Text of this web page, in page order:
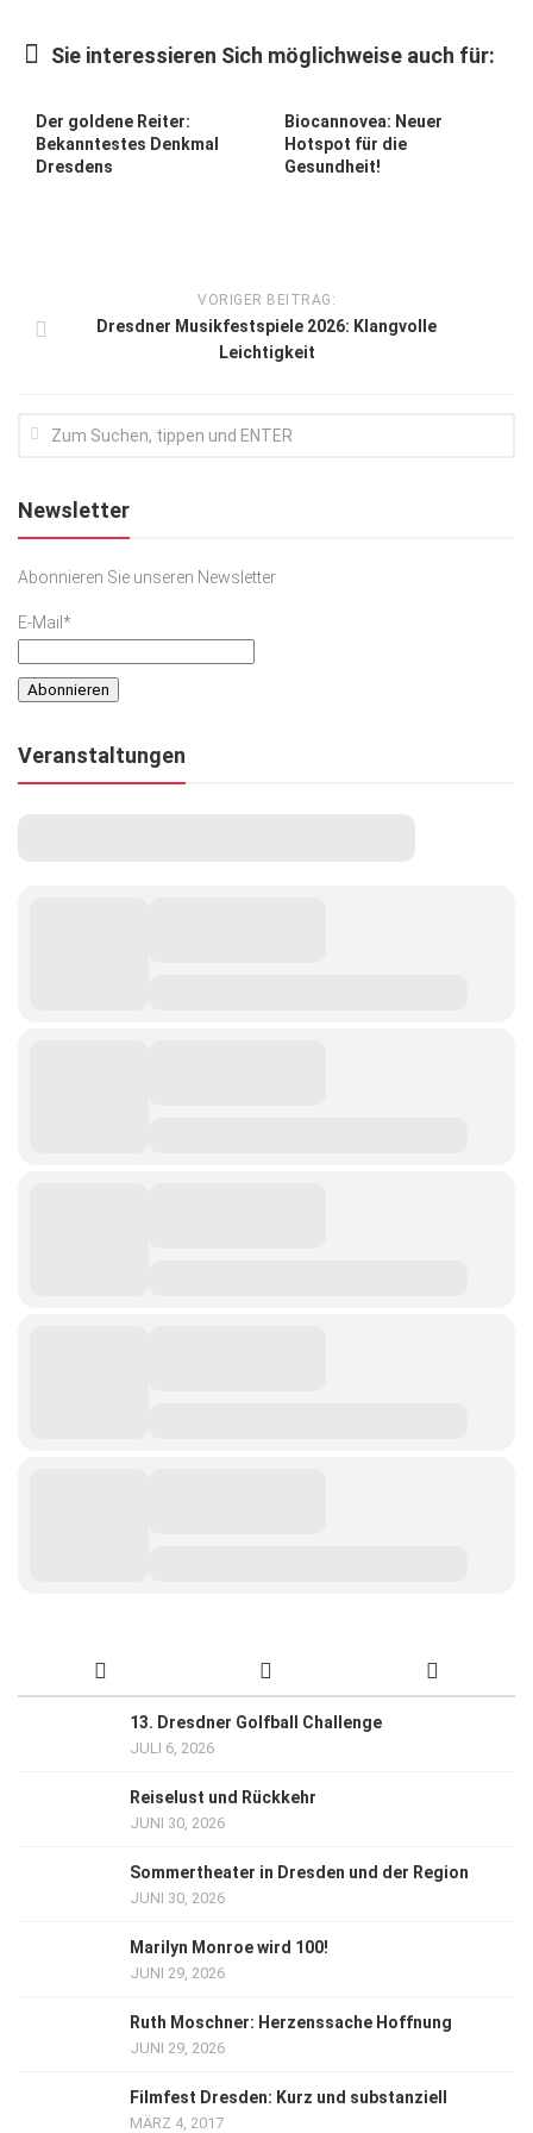
Ausflug & Reise
Podcast
Sie interessieren Sich möglichweise auch für:
Der goldene Reiter:
Bekanntestes Denkmal
Dresdens
Biocannovea: Neuer
Hotspot für die
Gesundheit!
VORIGER BEITRAG:
Dresdner Musikfestspiele 2026: Klangvolle
Leichtigkeit
Newsletter
Abonnieren Sie unseren Newsletter
E-Mail*
Veranstaltungen
13. Dresdner Golfball Challenge
JULI 6, 2026
Reiselust und Rückkehr
JUNI 30, 2026
Sommertheater in Dresden und der Region
JUNI 30, 2026
Marilyn Monroe wird 100!
JUNI 29, 2026
Ruth Moschner: Herzenssache Hoffnung
JUNI 29, 2026
Filmfest Dresden: Kurz und substanziell
MÄRZ 4, 2017